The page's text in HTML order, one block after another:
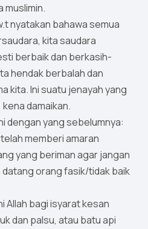
muslimin.
nyatakan bahawa semua
kita saudara
berbaik dan berkasih-
hendak berbalah dan
kita. Ini suatu jenayah yang
damaikan.
dengan yang sebelumnya:
memberi amaran
yang beriman agar jangan
orang fasik/tidak baik
Allah bagi isyarat kesan
dan palsu, atau batu api